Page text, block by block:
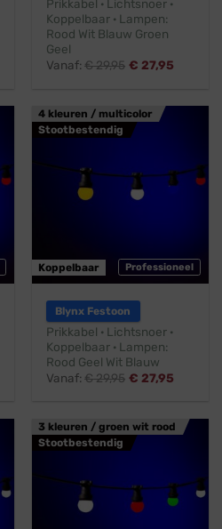
Prikkabel · Lichtsnoer ·
Koppelbaar · Lampen:
Rood Wit Blauw Groen
Geel
Vanaf:€29,95 € 27,95
4 kleuren / multicolor
Stootbestendig
Professioneel
Koppelbaar
Blynx Festoon
Prikkabel · Lichtsnoer ·
Koppelbaar · Lampen:
Rood Geel Wit Blauw
Vanaf:€29,95 € 27,95
3 kleuren / groen wit rood
Stootbestendig